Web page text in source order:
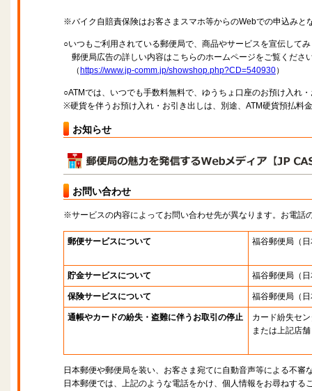
※バイク自賠責保険はお客さまスマホ等からのWebでの申込みと
○いつもご利用されている郵便局で、商品やサービスを宣伝して
郵便局広告の詳しい内容はこちらのホームページをご覧くださ
（ https://www.jp-comm.jp/showshop.php?CD=540930）
○ATMでは、いつでも手数料無料で、ゆうちょ口座のお預け入れ
※硬貨を伴うお預け入れ・お引き出しは、別途、ATM硬貨預払料
お知らせ
お問い合わせ
※サービスの内容によってお問い合わせ先が異なります。お電話
郵便サービスについて 福谷郵便局 （
貯金サービスについて 福谷郵便局 （
保険サービスについて 福谷郵便局 （
通帳やカードの紛失・盗難に伴うお取引の停止
カード紛失セ
または上記店舗
日本郵便や郵便局を装い、お客さま宛てに自動音声等による不審
日本郵便では、上記のような電話をかけ、個人情報をお尋ねする